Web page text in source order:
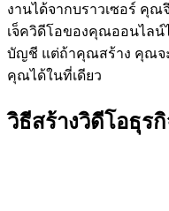
งานได้จากบราวเซอร์ คุณ
เจ็ควิดีโอของคุณออนไลน์
บัญชี แต่ถ้าคุณสร้าง คุณจ
คุณได้ในที่เดียว
วิธีสร้างวิดีโอธุร